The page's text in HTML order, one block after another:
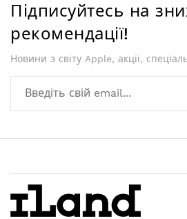
Підписуйтесь на
рекомендації!
Новини з світу Apple, акції,